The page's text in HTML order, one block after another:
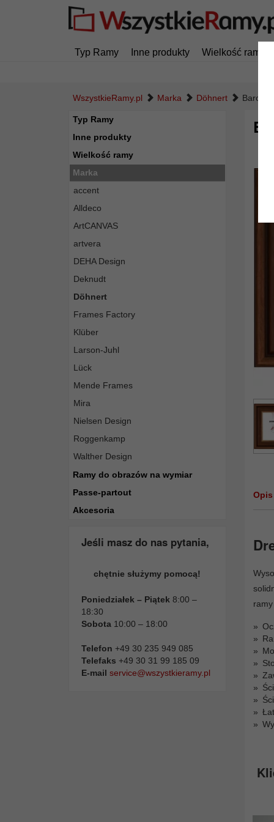
Typ Ramy Inne produkty Wielkość ramy
WszystkieRamy.pl Marka Döhnert
Typ Ramy
Inne produkty
Wielkość ramy
Marka
accent
Alldeco
ArtCANVAS
artvera
DEHA Design
Deknudt
Döhnert
Frames Factory
Klüber
Larson-Juhl
Lück
Mende Frames
Mira
Nielsen Design
Roggenkamp
Walther Design
Ramy do obrazów na wymiar
Passe-partout
Akcesoria
Jeśli masz do nas pytania,
chętnie służymy pomocą!
Poniedziałek – Piątek 8:00 –
18:30
Sobota 10:00 – 18:00
Telefon +49 30 235 949 085
Telefaks +49 30 31 99 185 09
E-mail service@wszystkieramy.pl
Opis